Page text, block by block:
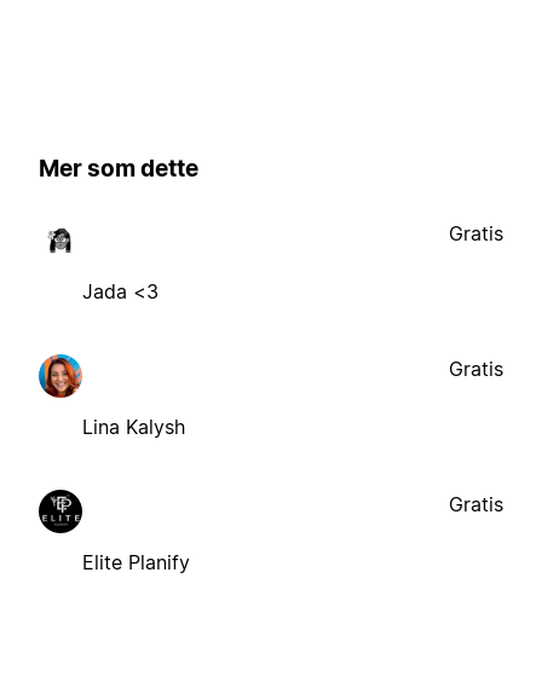
Mer som dette
Jada <3
Gratis
Lina Kalysh
Gratis
Elite Planify
Gratis